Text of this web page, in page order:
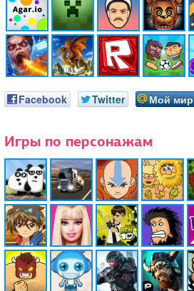
Facebook Twitter Мой мир
Игры по персонажам